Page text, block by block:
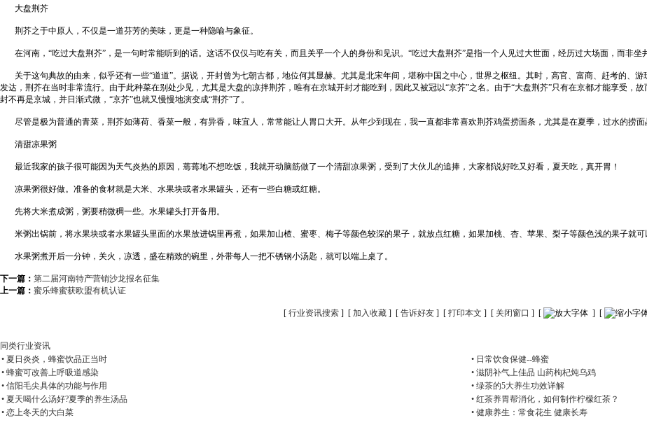
大盘荆芥
荆芥之于中原人，不仅是一道芬芳的美味，更是一种隐喻与象征。
在河南，“吃过大盘荆芥”，是一句时常能听到的话。这话不仅仅与吃有关，而且关乎一个人的身份和见识。“吃过大盘荆芥”是指一个人见过大世面，经历过大场面，而非坐
关于这句典故的由来，似乎还有一些“道道”。据说，开封曾为七朝古都，地位何其显赫。尤其是北宋年间，堪称中国之中心，世界之枢纽。其时，高官、富商、赶考的、
发达，荆芥在当时非常流行。由于此种菜在别处少见，尤其是大盘的凉拌荆芥，唯有在京城开封才能吃到，因此又被冠以“京芥”之名。由于“大盘荆芥”只有在京都才能享受，
封不再是京城，并日渐式微，“京芥”也就又慢慢地演变成“荆芥”了。
尽管是极为普通的青菜，荆芥如薄荷、香菜一般，有异香，味宜人，常常能让人胃口大开。从年少到现在，我一直都非常喜欢荆芥鸡蛋捞面条，尤其是在夏季，过水的捞面
清甜凉果粥
最近我家的孩子很可能因为天气炎热的原因，蔫蔫地不想吃饭，我就开动脑筋做了一个清甜凉果粥，受到了大伙儿的追捧，大家都说好吃又好看，夏天吃，真开胃！
凉果粥很好做。准备的食材就是大米、水果块或者水果罐头，还有一些白糖或红糖。
先将大米煮成粥，粥要稍微稠一些。水果罐头打开备用。
米粥出锅前，将水果块或者水果罐头里面的水果放进锅里再煮，如果加山楂、蜜枣、梅子等颜色较深的果子，就放点红糖，如果加桃、杏、苹果、梨子等颜色浅的果子就可
水果粥煮开后一分钟，关火，凉透，盛在精致的碗里，外带每人一把不锈钢小汤匙，就可以端上桌了。
下一篇： 第二届河南特产营销沙龙报名征集
上一篇： 蜜乐蜂蜜获欧盟有机认证
[ 行业资讯搜索] [ 加入收藏] [ 告诉好友] [ 打印本文 ] [ 关闭窗口 ] [ ] [
同类行业资讯
• 夏日炎炎，蜂蜜饮品正当时
• 日常饮食保健--蜂蜜
• 蜂蜜可改善上呼吸道感染
• 滋阴补气上佳品 山药枸杞炖乌鸡
• 信阳毛尖具体的功能与作用
• 绿茶的5大养生功效详解
• 夏天喝什么汤好?夏季的养生汤品
• 红茶养胃帮消化，如何制作柠檬红茶？
• 恋上冬天的大白菜
• 健康养生：常食花生 健康长寿